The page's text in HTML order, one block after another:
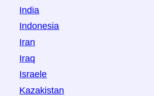
India
Indonesia
Iran
Iraq
Israele
Kazakistan